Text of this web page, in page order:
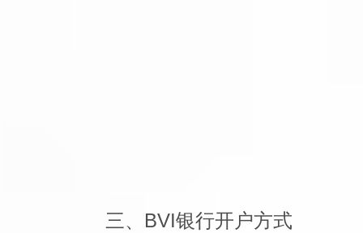
三、BVI银行开户方式